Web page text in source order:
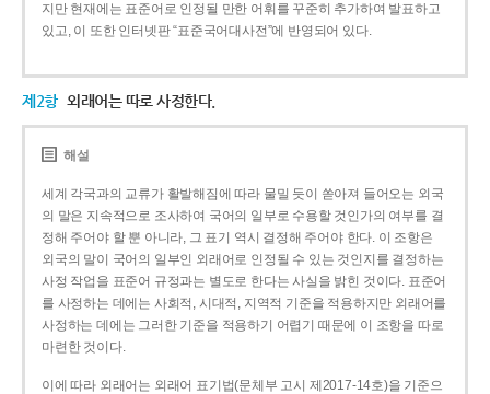
지만 현재에는 표준어로 인정될 만한 어휘를 꾸준히 추가하여 발표하고
있고, 이 또한 인터넷판 “표준국어대사전”에 반영되어 있다.
제2항 외래어는 따로 사정한다.
해설
세계 각국과의 교류가 활발해짐에 따라 물밀 듯이 쏟아져 들어오는 외국
의 말은 지속적으로 조사하여 국어의 일부로 수용할 것인가의 여부를 결
정해 주어야 할 뿐 아니라, 그 표기 역시 결정해 주어야 한다. 이 조항은
외국의 말이 국어의 일부인 외래어로 인정될 수 있는 것인지를 결정하는
사정 작업을 표준어 규정과는 별도로 한다는 사실을 밝힌 것이다. 표준어
를 사정하는 데에는 사회적, 시대적, 지역적 기준을 적용하지만 외래어를
사정하는 데에는 그러한 기준을 적용하기 어렵기 때문에 이 조항을 따로
마련한 것이다.
이에 따라 외래어는 외래어 표기법(문체부 고시 제2017-14호)을 기준으